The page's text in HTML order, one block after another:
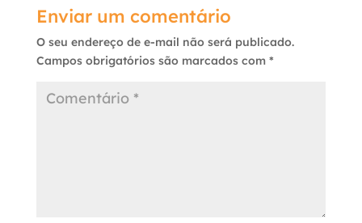
Enviar um comentário
O seu endereço de e-mail não será publicado.
Campos obrigatórios são marcados com *